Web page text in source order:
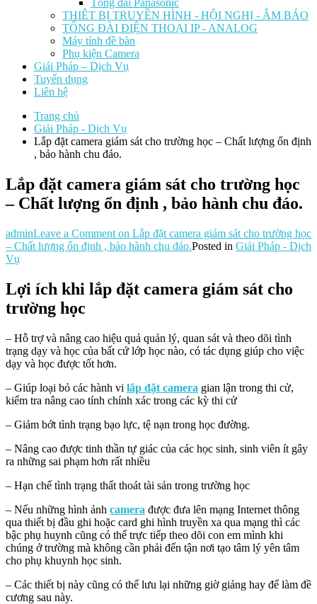
Tổng đài Panasonic
THIÊT BỊ TRUYỀN HÌNH - HỘI NGHỊ - ÂM BÁO
TỔNG ĐÀI ĐIỆN THOẠI IP - ANALOG
Máy tính đề bàn
Phụ kiện Camera
Giái Pháp – Dịch Vụ
Tuyển dụng
Liên hệ
Trang chủ
Giải Pháp - Dịch Vụ
Lắp đặt camera giám sát cho trường học – Chất lượng ổn định
, bảo hành chu đáo.
Lắp đặt camera giám sát cho trường học
– Chất lượng ổn định , bảo hành chu đáo.
adminLeave a Comment on Lắp đặt camera giám sát cho trường học
– Chất lượng ổn định , bảo hành chu đáo.Posted in Giải Pháp - Dịch
Vụ
Lợi ích khi lắp đặt camera giám sát cho
trường học
– Hỗ trợ và nâng cao hiệu quả quản lý, quan sát và theo dõi tình
trạng dạy và học của bất cứ lớp học nào, có tác dụng giúp cho việc
dạy và học được tốt hơn.
– Giúp loại bỏ các hành vi lắp đặt camera gian lận trong thi cử,
kiểm tra nâng cao tính chính xác trong các kỳ thi cử
– Giảm bớt tình trạng bạo lực, tệ nạn trong học đường.
– Nâng cao được tinh thần tự giác của các học sinh, sinh viên ít gây
ra những sai phạm hơn rất nhiều
– Hạn chế tình trạng thất thoát tài sản trong trường học
– Nếu những hình ảnh camera được đưa lên mạng Internet thông
qua thiết bị đầu ghi hoặc card ghi hình truyền xa qua mạng thì các
bậc phụ huynh cũng có thể trực tiếp theo dõi con em mình khi
chúng ở trường mà không cần phải đến tận nơi tạo tâm lý yên tâm
cho phụ khuynh học sinh.
– Các thiết bị này cũng có thể lưu lại những giờ giảng hay để làm đề
cương sau này.